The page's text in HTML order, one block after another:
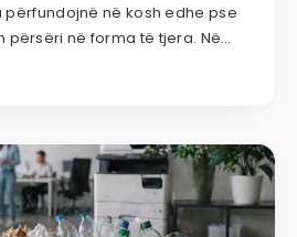
përfundojnë në kosh edhe pse
përsëri në forma të tjera. Në…